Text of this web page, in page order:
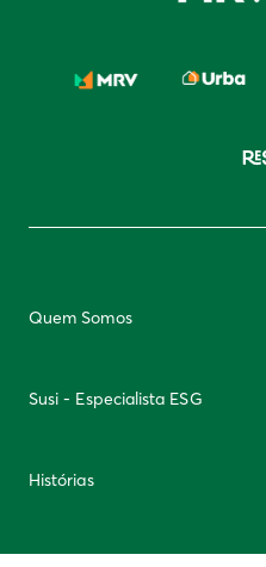
Quem Somos
Susi - Especialista ESG
Histórias
Newsletter